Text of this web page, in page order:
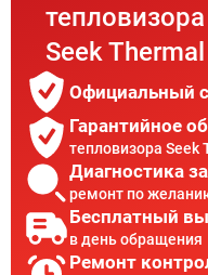
тепловизора
Seek
Официальный
Гарантийное
тепловизора Seek
Диагностика
ремонт по
Бесплатный
в день обращения
Ремонт